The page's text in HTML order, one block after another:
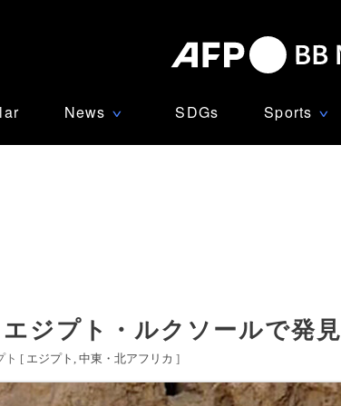
News ∨ SDGs Sports ∨
ジプト・ルクソールで発見
ト [ エジプト 中東・北アフリカ ]